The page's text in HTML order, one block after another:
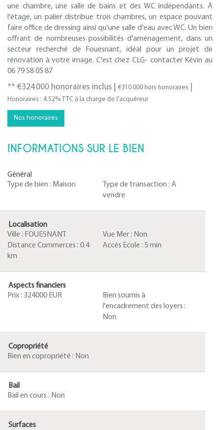
une chambre, une salle de bains et des WC indépendants. À
l'étage, un palier distribue trois chambres, un espace pouvant
faire office de dressing ainsi qu'une salle d'eau avec WC. Un bien
offrant de nombreuses possibilités d'aménagement, dans un
secteur recherché de Fouesnant, idéal pour un projet de
rénovation à votre image. C'est chez CLG- contacter Kévin au
06 79 58 05 87
** €324 000 honoraires inclus €310 000 hors honoraires
Honoraires : 4.52% TTC à la charge de l'acquéreur
Nos honoraires
INFORMATIONS SUR LE BIEN
Général
Type de bien : Maison Type de transaction : A
vendre
Localisation
Ville : FOUESNANT Vue Mer : Non
Distance Commerces : 0.4
km
Accès Ecole : 5 min
Aspects financiers
Prix : 324000 EUR
Bien soumis à
l'encadrement des loyers :
Non
Copropriété
Bien en copropriété : Non
Bail
Bail en cours : Non
Surfaces